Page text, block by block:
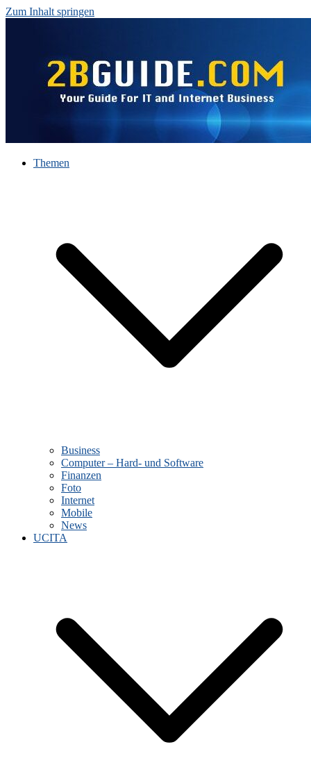
Zum Inhalt springen
Themen
Business
Computer – Hard- und Software
Finanzen
Foto
Internet
Mobile
News
UCITA